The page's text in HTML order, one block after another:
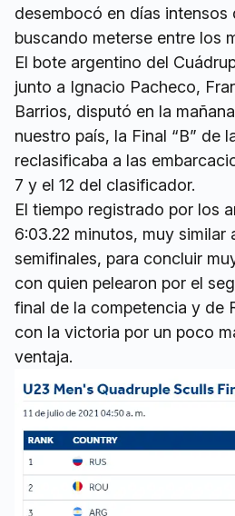
desembocó en días intensos
buscando meterse entre los
El bote argentino del
junto a Ignacio Pacheco,
Barrios, disputó en la
nuestro país, la Final “B” de
reclasificaba a las
7 y el 12 del clasificador.
El tiempo registrado por los
6:03.22 minutos, muy similar
semifinales, para concluir
con quien pelearon por el
final de la competencia y de
con la victoria por un poco
ventaja.